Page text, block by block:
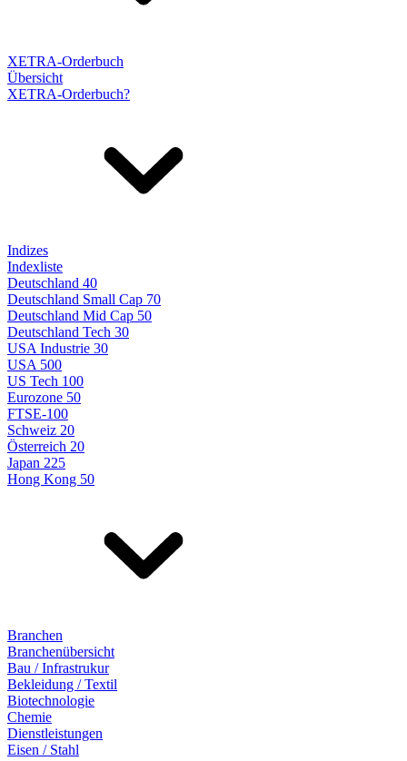
XETRA-Orderbuch
Übersicht
XETRA-Orderbuch?
Indizes
Indexliste
Deutschland 40
Deutschland Small Cap 70
Deutschland Mid Cap 50
Deutschland Tech 30
USA Industrie 30
USA 500
US Tech 100
Eurozone 50
FTSE-100
Schweiz 20
Österreich 20
Japan 225
Hong Kong 50
Branchen
Branchenübersicht
Bau / Infrastrukur
Bekleidung / Textil
Biotechnologie
Chemie
Dienstleistungen
Eisen / Stahl